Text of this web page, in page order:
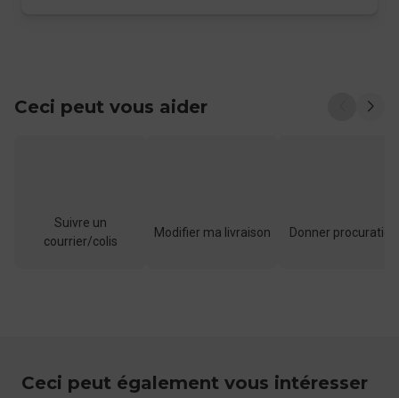
Ceci peut vous aider
Suivre un
courrier/colis
Modifier ma livraison Donner procuration
Ceci peut également vous intéresser